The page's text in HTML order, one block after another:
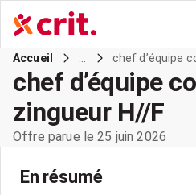
Accueil chef d’équipe
chef d’équipe
zingueur H//F
Offre parue le 25 juin 2026
En résumé